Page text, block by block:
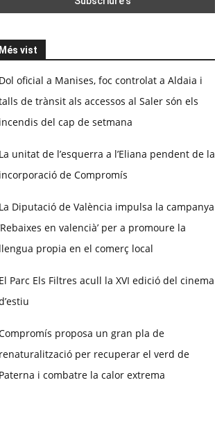
Més vist
Dol oficial a Manises, foc controlat a Aldaia i
de trànsit als accessos al Saler són els
incendis del cap de setmana
La unitat de l’esquerra a l’Eliana pendent de la
incorporació de Compromís
La Diputació de València impulsa la campanya
en valencià’ per a promoure la
llengua propia en el comerç local
El Parc Els Filtres acull la XVI edició del cinema
proposa un gran pla de
renaturalització per recuperar el verd de
Paterna i combatre la calor extrema